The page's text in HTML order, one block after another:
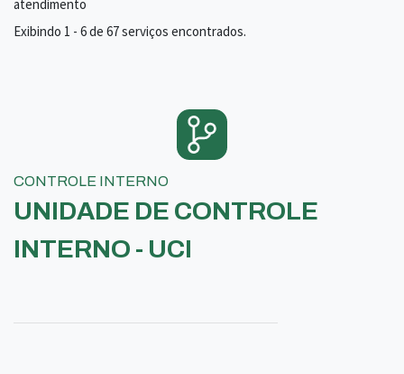
atendimento
Exibindo 1 - 6 de 67 serviços encontrados.
CONTROLE INTERNO
UNIDADE DE CONTROLE
INTERNO - UCI